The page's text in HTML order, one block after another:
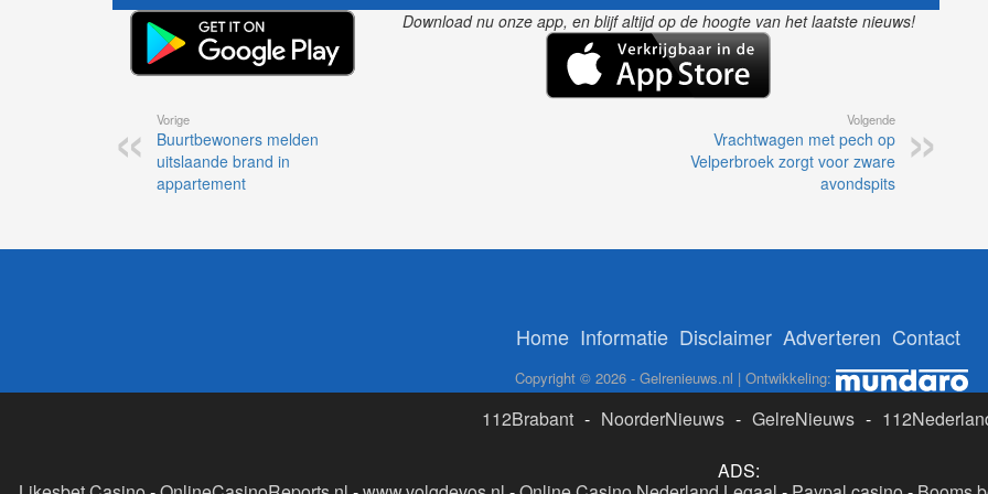
appartement
avondspits
Disclaimer Adverteren Contact
112Brabant - NoorderNieuws - GelreNieuws -
-Online Casino Nederland Legaal -Paypal casino-
casino's Nederland